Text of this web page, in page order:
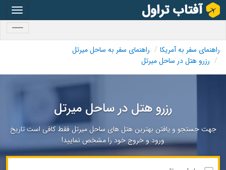
راهنمای سفر به آمریکا
راهنمای سفر به ساحل میرتل
رزرو هتل در ساحل میرتل
رزرو هتل در ساحل میرتل
جهت جستجو و یافتن بهترین هتل های ساحل میرتل فقط کافی است تاریخ
ورود و خروج خود را مشخص نمایید!